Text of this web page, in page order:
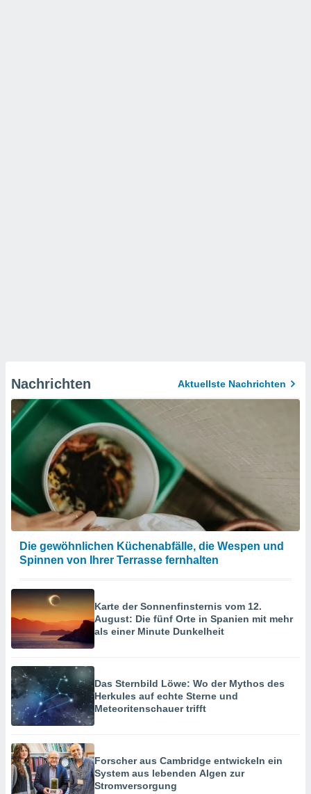
Nachrichten Aktuellste Nachrichten
Die gewöhnlichen Küchenabfälle, die Wespen und
Spinnen von Ihrer Terrasse fernhalten
Karte der Sonnenfinsternis vom 12.
August: Die fünf Orte in Spanien mit mehr
als einer Minute Dunkelheit
Das Sternbild Löwe: Wo der Mythos des
Herkules auf echte Sterne und
Meteoritenschauer trifft
Forscher aus Cambridge entwickeln ein
System aus lebenden Algen zur
Stromversorgung